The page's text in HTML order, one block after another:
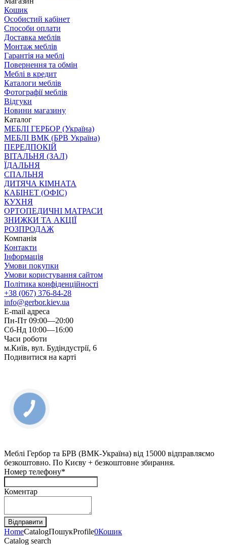
Кошик
Особистий кабінет
Способи оплати
Доставка меблів
Монтаж меблів
Гарантія на меблі
Повернення та обмін
Меблі в кредит
Каталоги меблів
Фотографії меблів
Відгуки
Новини магазину
Каталог
МЕБЛІ ГЕРБОР (Україна)
МЕБЛІ ВМК (БРВ Україна)
ПЕРЕДПОКІЙ
ВІТАЛЬНЯ (ЗАЛ)
ЇДАЛЬНЯ
СПАЛЬНЯ
ДИТЯЧА КІМНАТА
КАБІНЕТ (ОФІС)
КУХНЯ
ОРТОПЕДИЧНІ МАТРАСИ
ЗНИЖКИ ТА АКЦІЇ
РОЗПРОДАЖ
Компанія
Контакти
Інформація
Умови покупки
Умови користування сайтом
Політика конфіденційності
+38 (067) 376-84-28
info@gerbor.kiev.ua
E-mail адреса
Пн-Пт 09:00—20:00
Сб-Нд 10:00—16:00
Часи роботи
м.Київ, вул. Будіндустрії, 6
Подивитися на карті
Меблі Гербор та БРВ (ВМК-Україна) від 15000 відправляємо
безкоштовно. По Києву + безкоштовне збирання.
Номер телефону*
Коментар
HomeCatalogПошукProfile0Кошик
Catalog search
КНОПКА
ЗВ'ЯЗКУ